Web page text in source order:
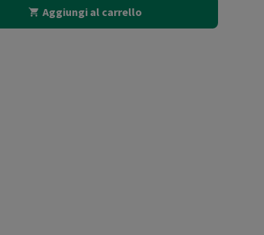
Aggiungi al carrello